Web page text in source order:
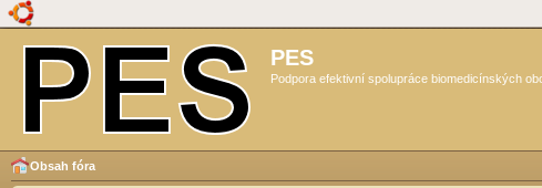
PES
Podpora efektivní spolupráce biomedicínských
Obsah fóra